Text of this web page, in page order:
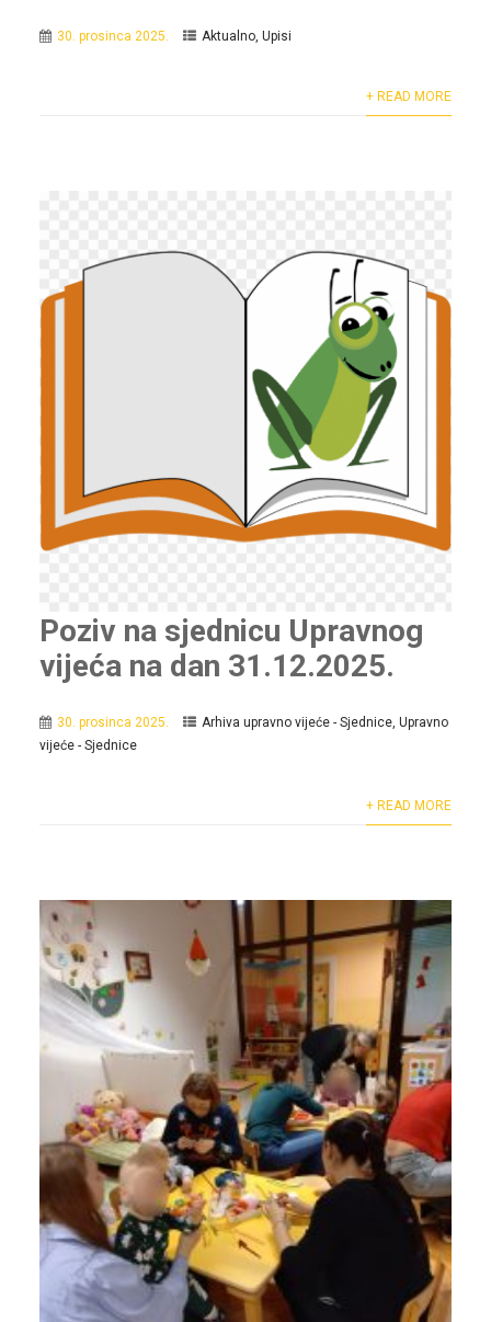
30. prosinca 2025. Aktualno, Upisi
+ READ MORE
Poziv na sjednicu Upravnog
vijeća na dan 31.12.2025.
30. prosinca 2025. Arhiva upravno vijeće - Sjednice, Upravno
vijeće - Sjednice
+ READ MORE